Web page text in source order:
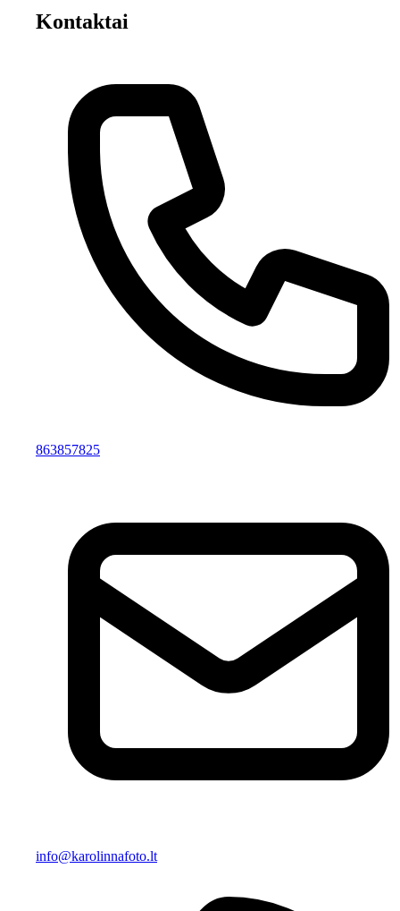
Kontaktai
863857825
info@karolinnafoto.lt